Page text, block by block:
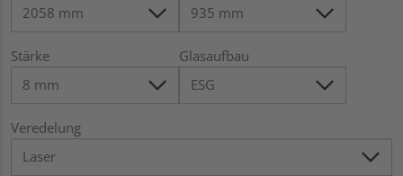
Stärke Glasaufbau
Veredelung